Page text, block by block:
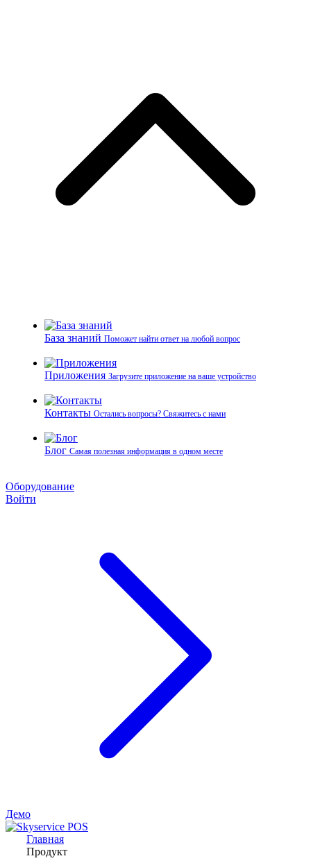
База знаний Поможет найти ответ на любой вопрос
Приложения Загрузите приложение на ваше устройство
Контакты Остались вопросы? Свяжитесь с нами
Блог Самая полезная информация в одном месте
Оборудование
Войти
Демо
Главная
Продукт